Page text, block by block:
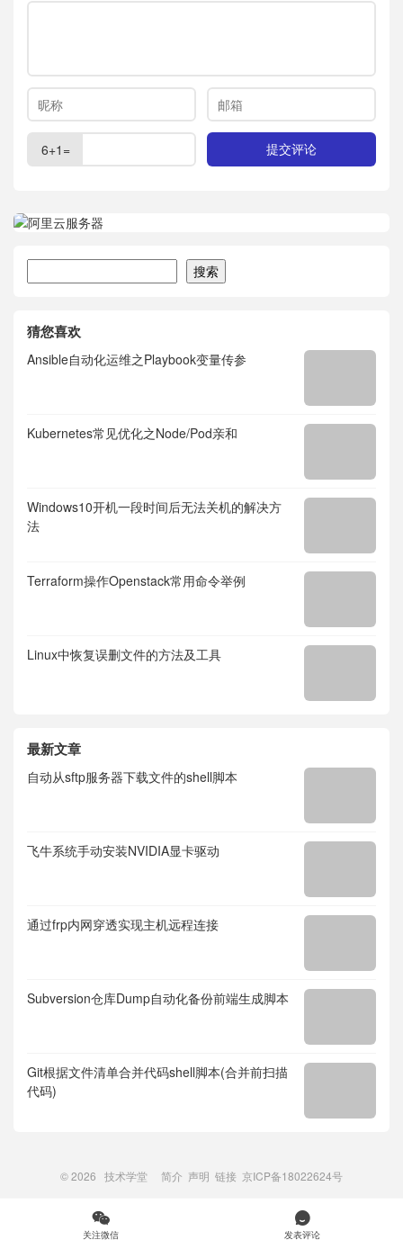
6+1=
搜索
猜您喜欢
Ansible自动化运维之Playbook变量传参
Kubernetes常见优化之Node/Pod亲和
Windows10开机一段时间后无法关机的解决方
法
Terraform操作Openstack常用命令举例
Linux中恢复误删文件的方法及工具
最新文章
自动从sftp服务器下载文件的shell脚本
飞牛系统手动安装NVIDIA显卡驱动
通过frp内网穿透实现主机远程连接
Subversion仓库Dump自动化备份前端生成脚本
Git根据文件清单合并代码shell脚本(合并前扫描
代码)
© 2026 技术学堂 简介 声明 链接 京ICP备18022624号

关注微信

发表评论